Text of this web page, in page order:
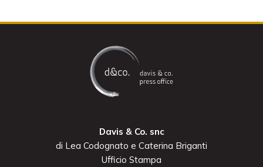
Davis & Co. snc
di Lea Codognato e Caterina Briganti
Ufficio Stampa